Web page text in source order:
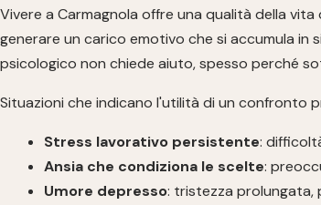
Vivere a Carmagnola offre una qualità della
generare un carico emotivo che si accumula in
psicologico non chiede aiuto, spesso perché
Situazioni che indicano l'utilità di un confronto
Stress lavorativo persistente:
Ansia che condiziona le scelte:
Umore depresso: tristezza prolungata,